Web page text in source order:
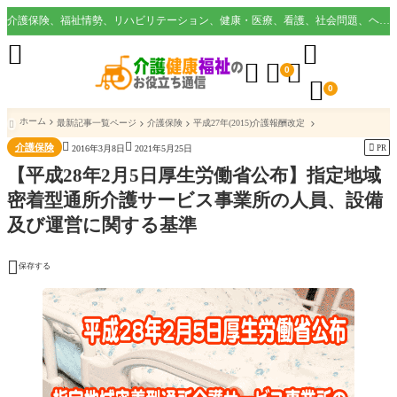
介護保険、福祉情勢、リハビリテーション、健康・医療、看護、社会問題、ヘルスケア業界など様々な切り口から役立つ情報を配信。
  0

 0

 ホーム 最新記事一覧ページ 介護保険 平成27年(2015)介護報酬改定
介護保険  2016年3月8日  2021年5月25日  PR
【平成28年2月5日厚生労働省公布】指定地域
密着型通所介護サービス事業所の人員、設備
及び運営に関する基準
 保存する